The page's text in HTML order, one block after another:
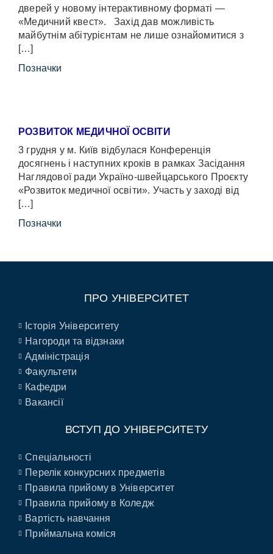
дверей у новому інтерактивному форматі —
«Медичний квест». Захід дав можливість
майбутнім абітурієнтам не лише ознайомитися з
[…]
Позначки
РОЗВИТОК МЕДИЧНОЇ ОСВІТИ
3 грудня у м. Київ відбулася Конференція
досягнень і наступних кроків в рамках Засідання
Наглядової ради Україно-швейцарського Проєкту
«Розвиток медичної освіти». Участь у заході від
[…]
Позначки
ПРО УНІВЕРСИТЕТ
Історія Університету
Нагороди та відзнаки
Адміністрація
Факультети
Кафедри
Вакансії
ВСТУП ДО УНІВЕРСИТЕТУ
Спеціальності
Перелік конкурсних предметів
Правила прийому в Університет
Правила прийому в Коледж
Вартість навчання
Приймальна коміся